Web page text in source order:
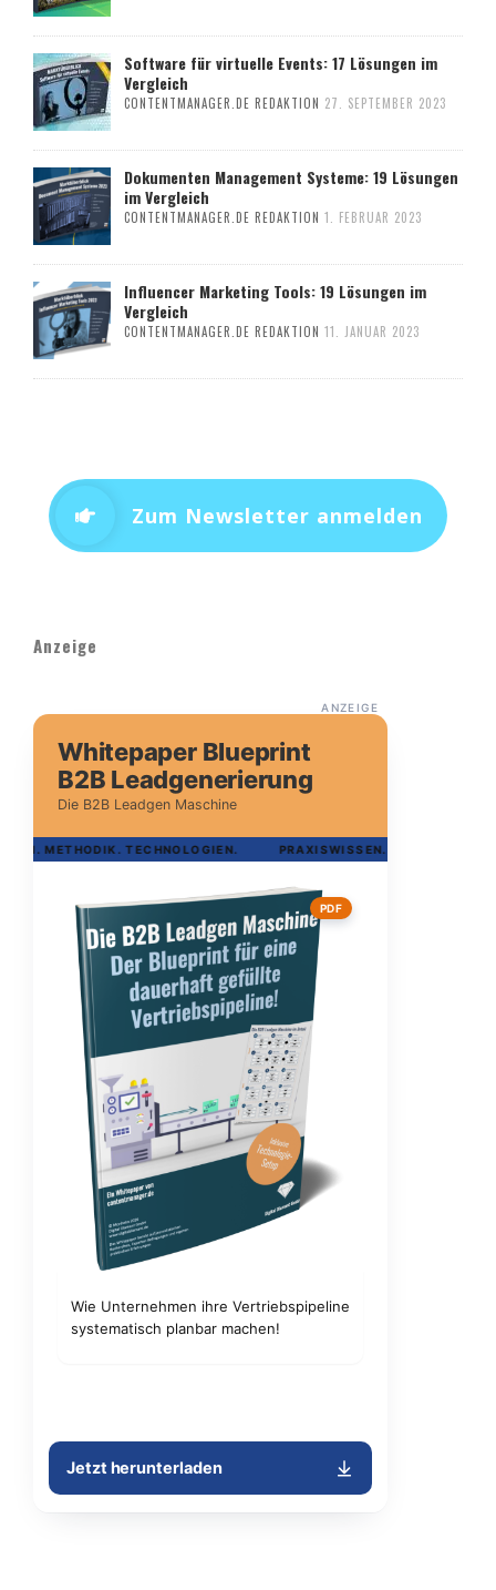
Software für virtuelle Events: 17 Lösungen im
Vergleich
CONTENTMANAGER.DE REDAKTION 27. SEPTEMBER 2023
Dokumenten Management Systeme: 19 Lösungen
im Vergleich
CONTENTMANAGER.DE REDAKTION 1. FEBRUAR 2023
Influencer Marketing Tools: 19 Lösungen im
Vergleich
CONTENTMANAGER.DE REDAKTION 11. JANUAR 2023
Zum Newsletter anmelden
Anzeige